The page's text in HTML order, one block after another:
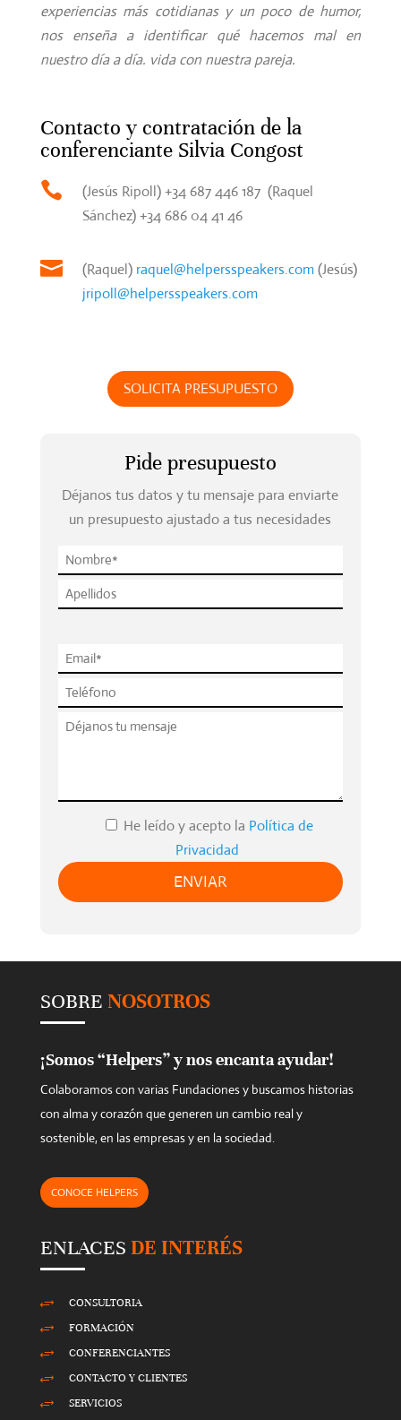
experiencias más cotidianas y un poco de humor,
nos enseña a identificar qué hacemos mal en
nuestro día a día. vida con nuestra pareja.
Contacto y contratación de la
conferenciante Silvia Congost

(Jesús Ripoll) +34 687 446 187 (Raquel
Sánchez) +34 686 04 41 46
 (Raquel) raquel@helpersspeakers.com(Jesús)
jripoll@helpersspeakers.com
SOLICITA PRESUPUESTO
Pide presupuesto
Déjanos tus datos y tu mensaje para enviarte
un presupuesto ajustado a tus necesidades
e
a
e
f
i
p
t
.
He leído y acepto la Política de
Privacidad
SOBRE NOSOTROS
¡Somos “Helpers” y nos encanta ayudar!
Colaboramos con varias Fundaciones y buscamos historias
con alma y corazón que generen un cambio real y
sostenible, en las empresas y en la sociedad.
CONOCE HELPERS
ENLACES DE INTERÉS
+ CONSULTORIA
+ FORMACIÓN
+ CONFERENCIANTES
+ CONTACTO Y CLIENTES
+ SERVICIOS